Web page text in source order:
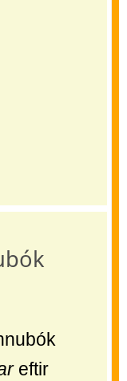
eftir